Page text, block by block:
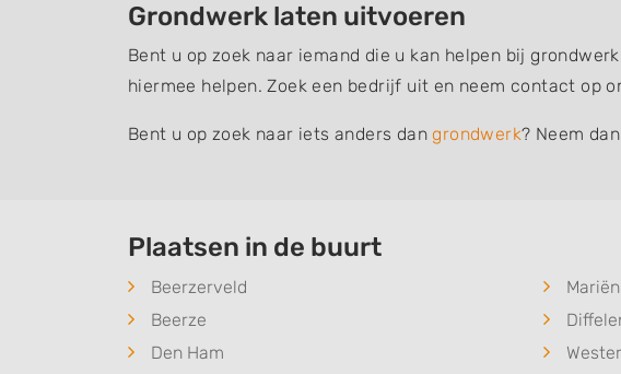
Grondwerk laten uitvoeren
Bent u op zoek naar iemand die u kan helpen bij
hiermee helpen. Zoek een bedrijf uit en neem contact op
Bent u op zoek naar iets anders dangrondwerk? Neem
Plaatsen in de buurt
Beerzerveld
Beerze
Den Ham